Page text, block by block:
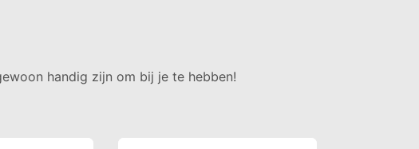
handig zijn om bij je te hebben!